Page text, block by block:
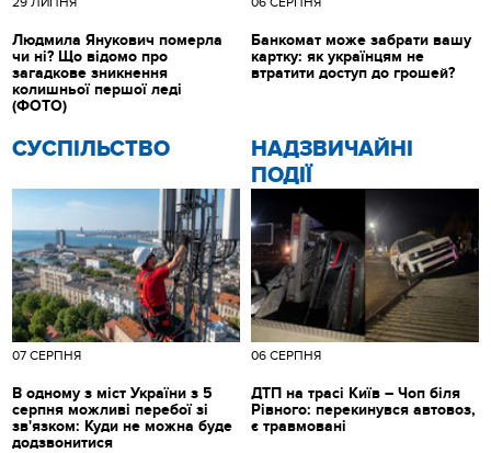
CУСПІЛЬСТВО
07 СЕРПНЯ
В одному з міст України з 5
серпня можливі перебої зі
зв'язком: Куди не можна буде
додзвонитися
НАДЗВИЧАЙНІ
ПОДІЇ
06 СЕРПНЯ
ДТП на трасі Київ – Чоп біля
Рівного: перекинувся автовоз,
є травмовані
Людмила Янукович померла
чи ні? Що відомо про
загадкове зникнення
колишньої першої леді
(ФОТО)
Банкомат може забрати вашу
картку: як українцям не
втратити доступ до грошей?